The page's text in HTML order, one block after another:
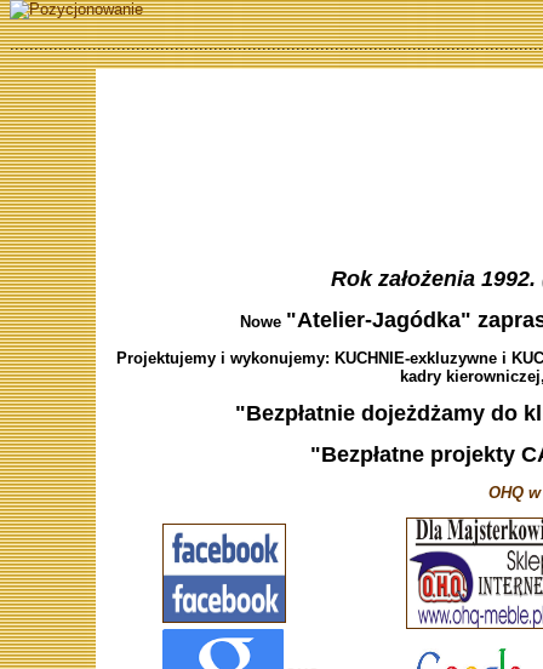
Rok założenia
Nowe "Atelier-Jagódka"
Projektujemy i wykonujemy: KUCHNIE-exkluzywne i
kadry
"Bezpłatnie dojeżdżamy do
"Bezpłatne projekty
OHQ